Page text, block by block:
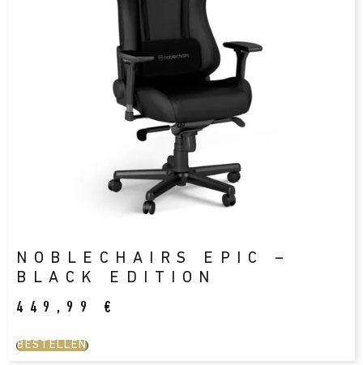
NOBLECHAIRS EPIC –
BLACK EDITION
449,99 €
BESTELLEN